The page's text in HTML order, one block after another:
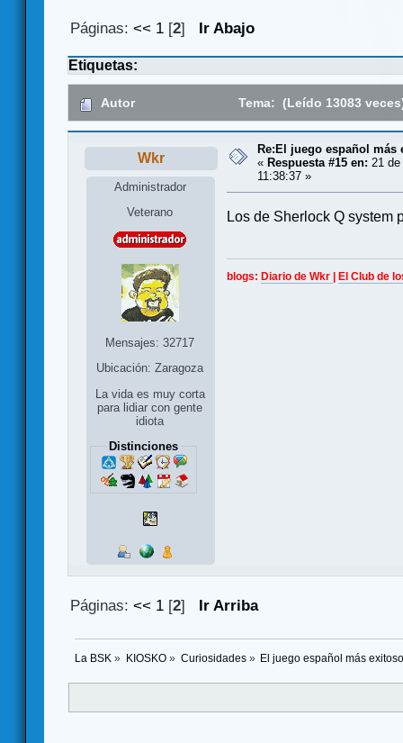
Páginas:<< 1 [2] Ir Abajo
Etiquetas:
Autor Tema: (Leído 13083
Wkr
Administrador
Veterano
Mensajes: 32717
Ubicación: Zaragoza
La vida es muy corta
para lidiar con gente
idiota
Distinciones
Re:El juego español más
« Respuesta #15 en: 21
11:38:37 »
Los de Sherlock Q system
blogs: Diario de Wkr | El Club de
Páginas:<< 1 [2] Ir Arriba
La BSK » KIOSKO» Curiosidades» El juego español más